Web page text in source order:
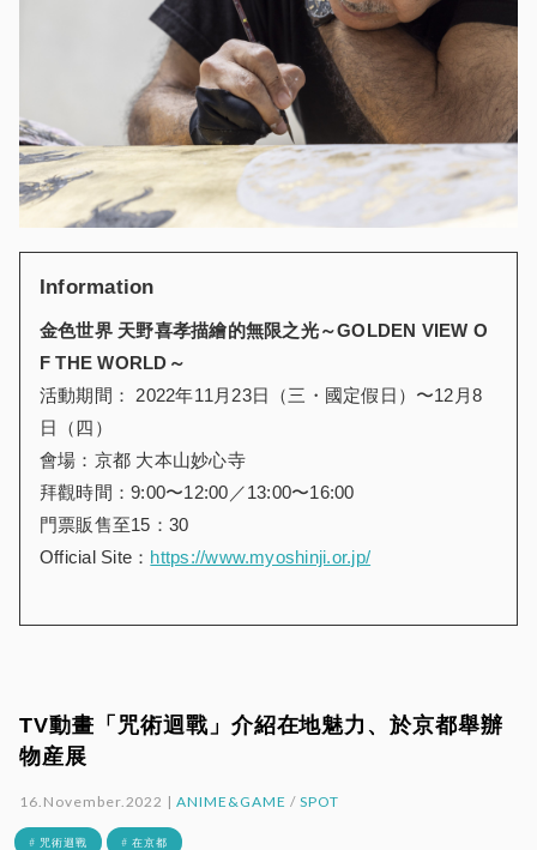
Information
金色世界 天野喜孝描繪的無限之光～GOLDEN VIEW O
F THE WORLD ～
活動期間： 2022年11月23日（三・國定假日）〜12月8
日（四）
會場：京都 大本山妙心寺
拜觀時間：9:00〜12:00／13:00〜16:00
門票販售至15：30
Official Site： https://www.myoshinji.or.jp/
TV動畫「咒術迴戰」介紹在地魅力、於京都舉辦
物産展
16.November.2022 |ANIME&GAME / SPOT
# 咒術迴戰 # 在京都